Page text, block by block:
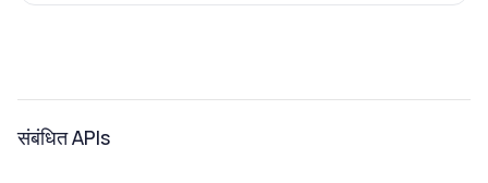
संबंधित APIs